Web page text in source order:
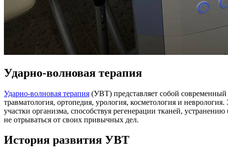
Ударно-волновая терапия
Ударно-волновая терапия (УВТ) представляет собой
травматология, ортопедия, урология, косметология и
участки организма, способствуя регенерации тканей,
не отрываться от своих привычных дел.
История развития УВТ